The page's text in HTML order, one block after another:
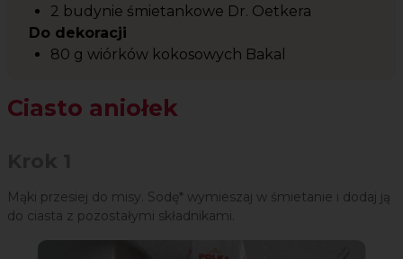
2 budynie śmietankowe Dr. Oetkera
Do dekoracji
80 g wiórków kokosowych Bakal
Ciasto aniołek
Mąki przesiej do misy. Sodę* wymieszaj w śmietanie i dodaj ją
do ciasta z pozostałymi składnikami.